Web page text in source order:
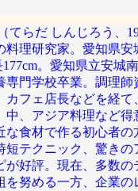
てらだ しんじろう、
料理研究家。愛知県安
。愛知県立安城
専門学校卒業。調理師
カフェ店長などを経て
中、アジア料理など得
な食材で作る初心者の
短テクニック、驚きの
が好評。現在、多数の
を努める一方、企業の